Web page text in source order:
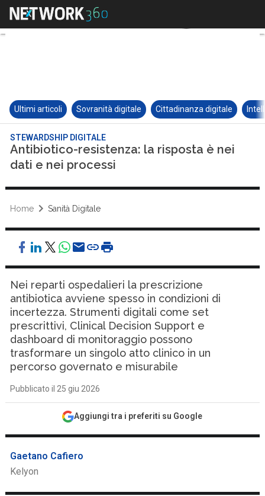
Ultimi articoli Sovranità digitale Cittadinanza digitale
STEWARDSHIP DIGITALE
Antibiotico-resistenza: la risposta è nei
dati e nei processi
Home Sanità Digitale
Nei reparti ospedalieri la prescrizione
antibiotica avviene spesso in condizioni di
incertezza. Strumenti digitali come set
prescrittivi, Clinical Decision Support e
dashboard di monitoraggio possono
trasformare un singolo atto clinico in un
percorso governato e misurabile
Pubblicato il 25 giu 2026
Aggiungi tra i preferiti su Google
Gaetano Cafiero
Kelyon